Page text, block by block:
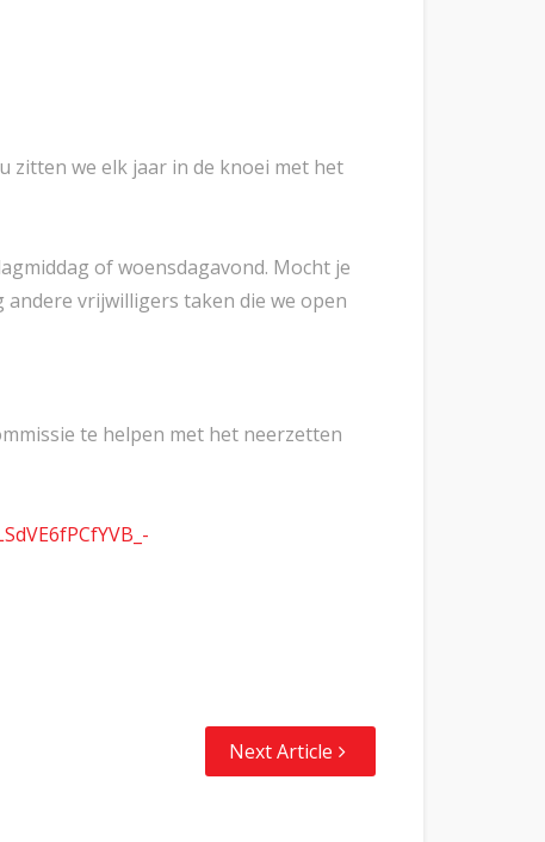
zitten we elk jaar in de knoei met het
of woensdagavond. Mocht je
vrijwilligers taken die we open
te helpen met het neerzetten
Next Article